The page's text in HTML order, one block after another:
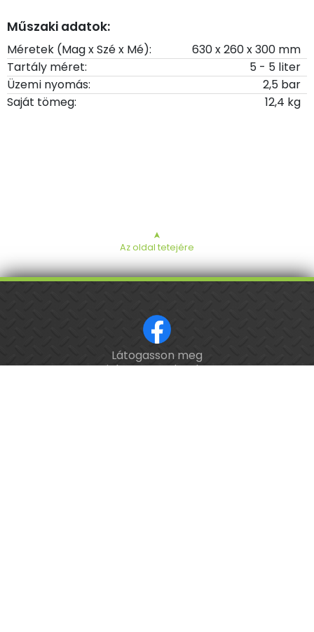
Műszaki adatok:
Méretek (Mag x Szé x Mé):
630 x 260 x 300 mm
Tartály méret:
5 - 5 liter
Üzemi nyomás:
2,5 bar
Saját tömeg:
12,4 kg
➤
Az oldal tetejére
Látogasson meg
minket a Facebookon!